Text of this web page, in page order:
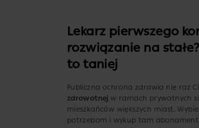
Lekarz pierwszego
rozwiązanie na
to taniej
Publiczna ochrona zdrowia nie raz
zdrowotnejw ramach prywatnych
mieszkańców większych miast.
potrzebom i wykup tam